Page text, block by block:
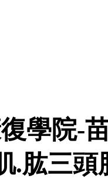
學院-
.肱三